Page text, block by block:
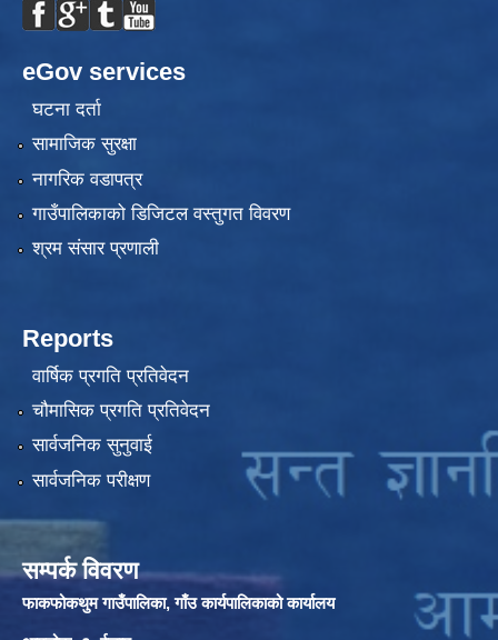
eGov services
घटना दर्ता
सामाजिक सुरक्षा
नागरिक वडापत्र
गाउँपालिकाको डिजिटल वस्तुगत विवरण
श्रम संसार प्रणाली
Reports
वार्षिक प्रगति प्रतिवेदन
चौमासिक प्रगति प्रतिवेदन
सार्वजनिक सुनुवाई
सार्वजनिक परीक्षण
सम्पर्क विवरण
फाकफोकथुम गाउँपालिका, गाँउ कार्यपालिकाको कार्यालय